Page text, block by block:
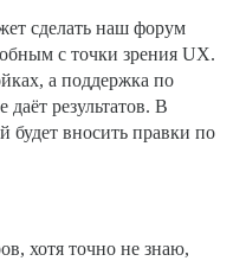
сделать наш форум
с точки зрения UX.
а поддержка по
результатов. В
будет вносить правки по
хотя точно не знаю,